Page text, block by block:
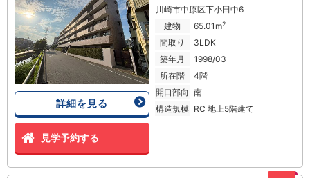
詳細を見る
見学予約する
川崎市中原区下小田中6
建物
65.01m2
間取り
3LDK
築年月
1998/03
所在階
4階
開口部向 南
構造規模 RC 地上5階建て